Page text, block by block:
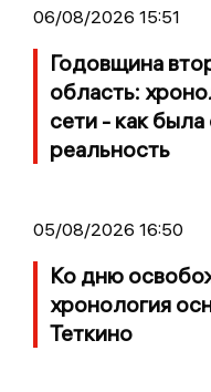
06/08/2026 15:51
Годовщина
область:
сети - как
реальность
05/08/2026 16:50
Ко дню
хронология
Теткино